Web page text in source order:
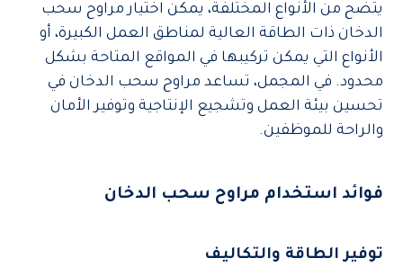
يتضح من الأنواع المختلفة، يمكن اختيار مراوح سحب
الدخان ذات الطاقة العالية لمناطق العمل الكبيرة، أو
الأنواع التي يمكن تركيبها في المواقع المتاحة بشكل
محدود. في المجمل، تساعد مراوح سحب الدخان في
تحسين بيئة العمل وتشجيع الإنتاجية وتوفير الأمان
والراحة للموظفين.
فوائد استخدام مراوح سحب الدخان
توفير الطاقة والتكاليف